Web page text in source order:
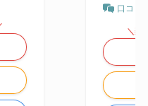
口コミ
＼楽